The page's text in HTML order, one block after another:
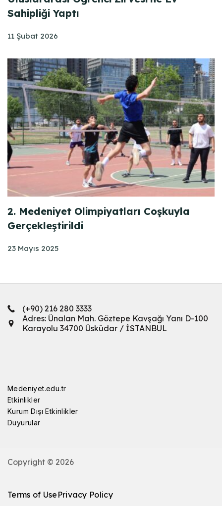
Sahipliği Yaptı
11 Şubat 2026
2. Medeniyet Olimpiyatları Coşkuyla
Gerçekleştirildi
23 Mayıs 2025
(+90) 216 280 3333
Adres: Ünalan Mah. Göztepe Kavşağı Yanı D-100
Karayolu 34700 Üsküdar / İSTANBUL
Medeniyet.edu.tr
Etkinlikler
Kurum Dışı Etkinlikler
Duyurular
Copyright © 2026
Terms of Use Privacy Policy